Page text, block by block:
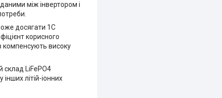
між інвертором і
досягати 1С
корисного
компенсують високу
склад LiFePO4
літій-іонних